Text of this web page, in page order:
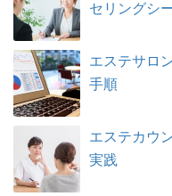
セリングシ
エステサロ
手順
エステカウ
実践